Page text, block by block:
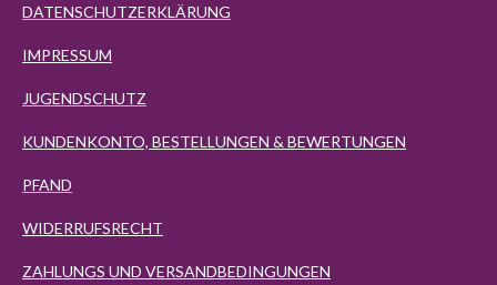
DATENSCHUTZERKLÄRUNG
IMPRESSUM
JUGENDSCHUTZ
KUNDENKONTO, BESTELLUNGEN & BEWERTUNGEN
PFAND
WIDERRUFSRECHT
ZAHLUNGS UND VERSANDBEDINGUNGEN